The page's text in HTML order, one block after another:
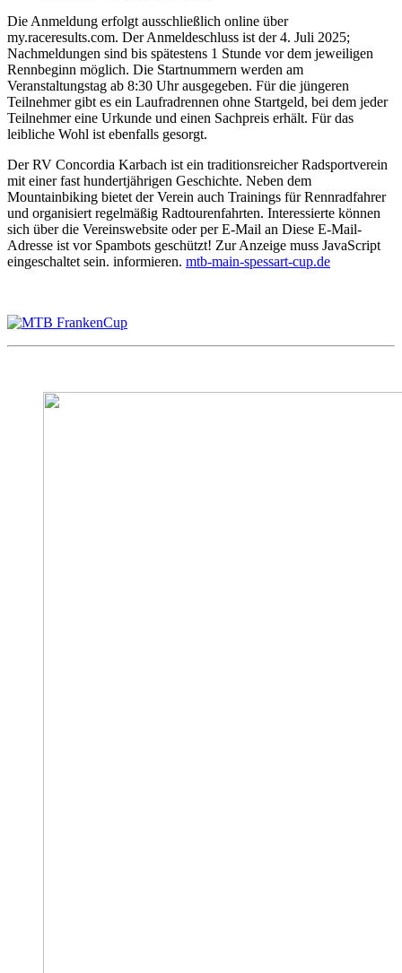
Die Anmeldung erfolgt ausschließlich online über
my.raceresults.com. Der Anmeldeschluss ist der 4. Juli 2025;
Nachmeldungen sind bis spätestens 1 Stunde vor dem jeweiligen
Rennbeginn möglich. Die Startnummern werden am
Veranstaltungstag ab 8:30 Uhr ausgegeben. Für die jüngeren
Teilnehmer gibt es ein Laufradrennen ohne Startgeld, bei dem jeder
Teilnehmer eine Urkunde und einen Sachpreis erhält. Für das
leibliche Wohl ist ebenfalls gesorgt.
Der RV Concordia Karbach ist ein traditionsreicher Radsportverein
mit einer fast hundertjährigen Geschichte. Neben dem
Mountainbiking bietet der Verein auch Trainings für Rennradfahrer
und organisiert regelmäßig Radtourenfahrten. Interessierte können
sich über die Vereinswebsite oder per E-Mail an Diese E-Mail-
Adresse ist vor Spambots geschützt! Zur Anzeige muss JavaScript
eingeschaltet sein. informieren. mtb-main-spessart-cup.de